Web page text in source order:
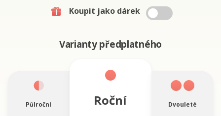
Koupit jako dárek
Varianty předplatného
Půlroční Roční Dvouleté